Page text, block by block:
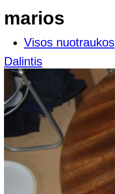
marios
Visos nuotraukos
Dalintis